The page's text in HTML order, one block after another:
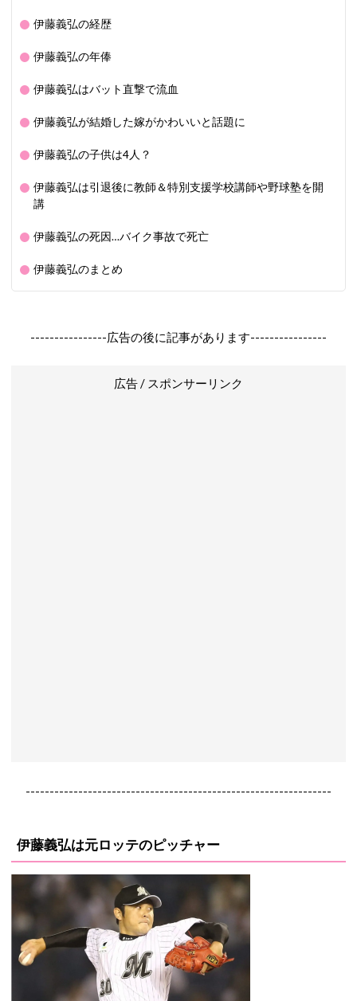
伊藤義弘の経歴
伊藤義弘の年俸
伊藤義弘はバット直撃で流血
伊藤義弘が結婚した嫁がかわいいと話題に
伊藤義弘の子供は4人？
伊藤義弘は引退後に教師＆特別支援学校講師や野球塾を開
講
伊藤義弘の死因…バイク事故で死亡
伊藤義弘のまとめ
----------------広告の後に記事があります----------------
広告 / スポンサーリンク
----------------------------------------------------------------
伊藤義弘は元ロッテのピッチャー